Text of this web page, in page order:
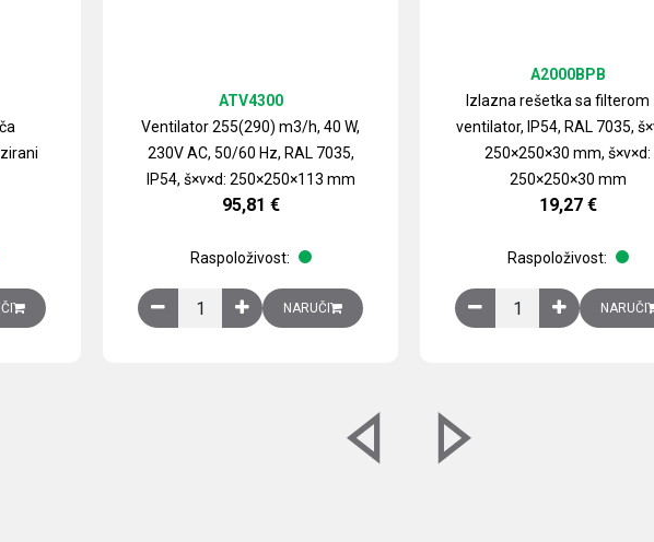
V1000xŠ800mm, galvanizirani čelični lim količina
Ventilator 255(290) m3/h, 40 W,
230V AC, 50/60 Hz, RAL 7035,
IP54, š×v×d: 250×250×113 mm
ATV4300
95,81 €
Raspoloživost:
Ventilator 255(290) m3/h, 40 W, 230V AC, 50/60 Hz, RAL 7035,
NARUČI
Izlazna rešetka sa filterom
ventilator, IP54, RAL 7035,
250×250×30 mm, š×v×d:
250×250×30 mm
A2000BPB
19,27 €
Raspoloživost:
Izlazna rešetka saNARUČI